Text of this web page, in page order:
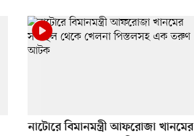
নাটোরে বিমানমন্ত্রী আফরোজা খানমের